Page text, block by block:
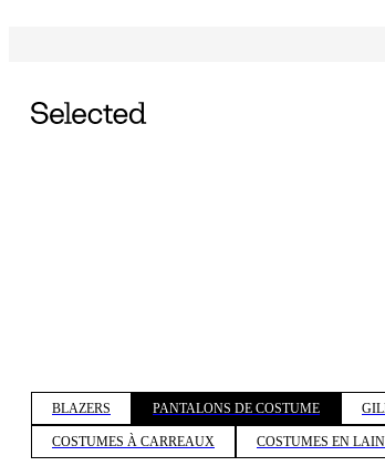
BLAZERS PANTALONS DE COSTUME
COSTUMES À CARREAUX COSTUMES EN